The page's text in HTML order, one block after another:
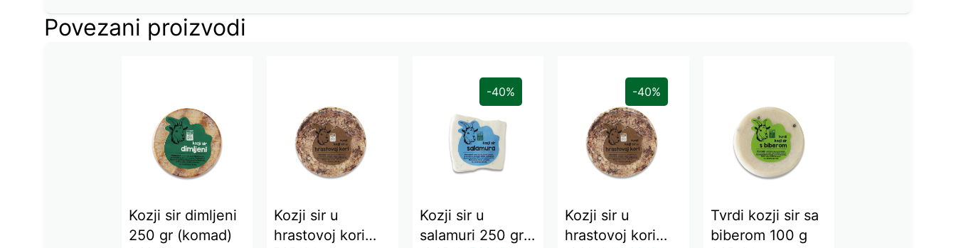
Povezani proizvodi
Kozji sir dimljeni
250 gr (komad)
Kozji sir u
hrastovoj kori
-40%
Kozji sir u
salamuri 250 gr
-40%
Kozji sir u
hrastovoj kori
Tvrdi kozji sir sa
biberom 100 g